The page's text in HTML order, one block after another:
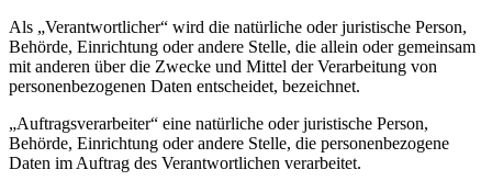
Als „Verantwortlicher“ wird die natürliche oder juristische Person,
Behörde, Einrichtung oder andere Stelle, die allein oder gemeinsam
mit anderen über die Zwecke und Mittel der Verarbeitung von
personenbezogenen Daten entscheidet, bezeichnet.
„Auftragsverarbeiter“ eine natürliche oder juristische Person,
Behörde, Einrichtung oder andere Stelle, die personenbezogene
Daten im Auftrag des Verantwortlichen verarbeitet.